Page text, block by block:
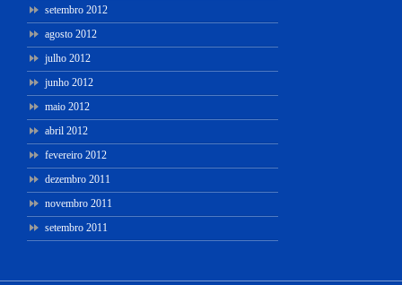
setembro 2012
agosto 2012
julho 2012
junho 2012
maio 2012
abril 2012
fevereiro 2012
dezembro 2011
novembro 2011
setembro 2011